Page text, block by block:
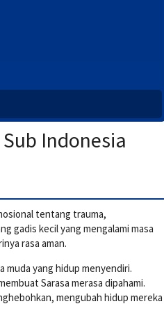
Indonesia
tentang trauma,
gadis kecil yang mengalami masa
rasa aman.
muda yang hidup menyendiri.
Sarasa merasa dipahami.
mengubah hidup mereka